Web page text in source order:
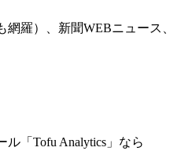
羅）、新聞WEBニュース
「Tofu Analytics」なら